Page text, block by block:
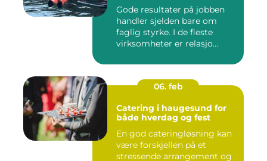
Gode resultater på jobben
handler sjelden bare om
faglig styrke. I de fleste
virksomheter er relasjo...
06. feb
Catering i haugesund for
både hverdag og fest
En god cateringløsning kan
være forskjellen på et
stressende arrangement og